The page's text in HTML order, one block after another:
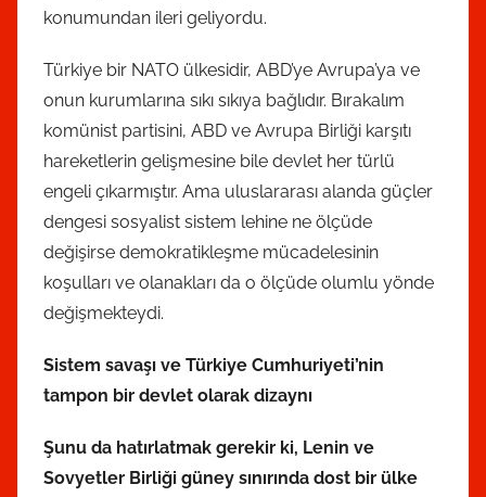
konumundan ileri geliyordu.
Türkiye bir NATO ülkesidir, ABD’ye Avrupa’ya ve
onun kurumlarına sıkı sıkıya bağlıdır. Bırakalım
komünist partisini, ABD ve Avrupa Birliği karşıtı
hareketlerin gelişmesine bile devlet her türlü
engeli çıkarmıştır. Ama uluslararası alanda güçler
dengesi sosyalist sistem lehine ne ölçüde
değişirse demokratikleşme mücadelesinin
koşulları ve olanakları da o ölçüde olumlu yönde
değişmekteydi.
Sistem savaşı ve Türkiye Cumhuriyeti’nin
tampon bir devlet olarak dizaynı
Şunu da hatırlatmak gerekir ki, Lenin ve
Sovyetler Birliği güney sınırında dost bir ülke